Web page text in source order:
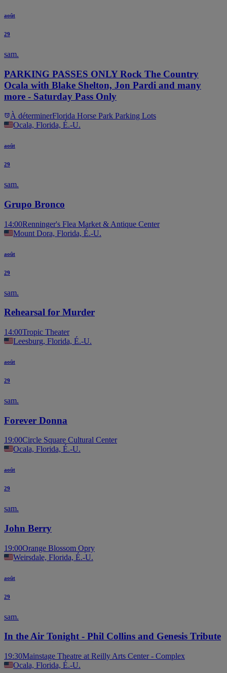
août
29
sam.
PARKING PASSES ONLY Rock The Country
Ocala with Blake Shelton, Jon Pardi and many
more - Saturday Pass Only
À déterminerFlorida Horse Park Parking Lots
Ocala, Florida, É.-U.
août
29
sam.
Grupo Bronco
14:00Renninger's Flea Market & Antique Center
Mount Dora, Florida, É.-U.
août
29
sam.
Rehearsal for Murder
14:00Tropic Theater
Leesburg, Florida, É.-U.
août
29
sam.
Forever Donna
19:00Circle Square Cultural Center
Ocala, Florida, É.-U.
août
29
sam.
John Berry
19:00Orange Blossom Opry
Weirsdale, Florida, É.-U.
août
29
sam.
In the Air Tonight - Phil Collins and Genesis Tribute
19:30Mainstage Theatre at Reilly Arts Center - Complex
Ocala, Florida, É.-U.